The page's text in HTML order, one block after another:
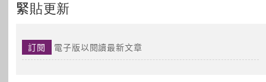
緊貼更新
訂閱 電子版以閱讀最新文章